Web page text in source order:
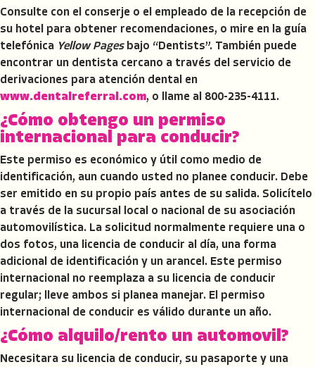
Consulte con el conserje o el empleado de la recepción de
su hotel para obtener recomendaciones, o mire en la guía
telefónica Yellow Pagesbajo “Dentists”. También puede
encontrar un dentista cercano a través del servicio de
derivaciones para atención dental en
www.dentalreferral.com, o llame al 800-235-4111.
¿Cómo obtengo un permiso
internacional para conducir?
Este permiso es económico y útil como medio de
identificación, aun cuando usted no planee conducir. Debe
ser emitido en su propio país antes de su salida. Solicítelo
a través de la sucursal local o nacional de su asociación
automovilística. La solicitud normalmente requiere una o
dos fotos, una licencia de conducir al día, una forma
adicional de identificación y un arancel. Este permiso
internacional no reemplaza a su licencia de conducir
regular; lleve ambos si planea manejar. El permiso
internacional de conducir es válido durante un año.
¿Cómo alquilo/rento un automovil?
Necesitara su licencia de conducir, su pasaporte y una